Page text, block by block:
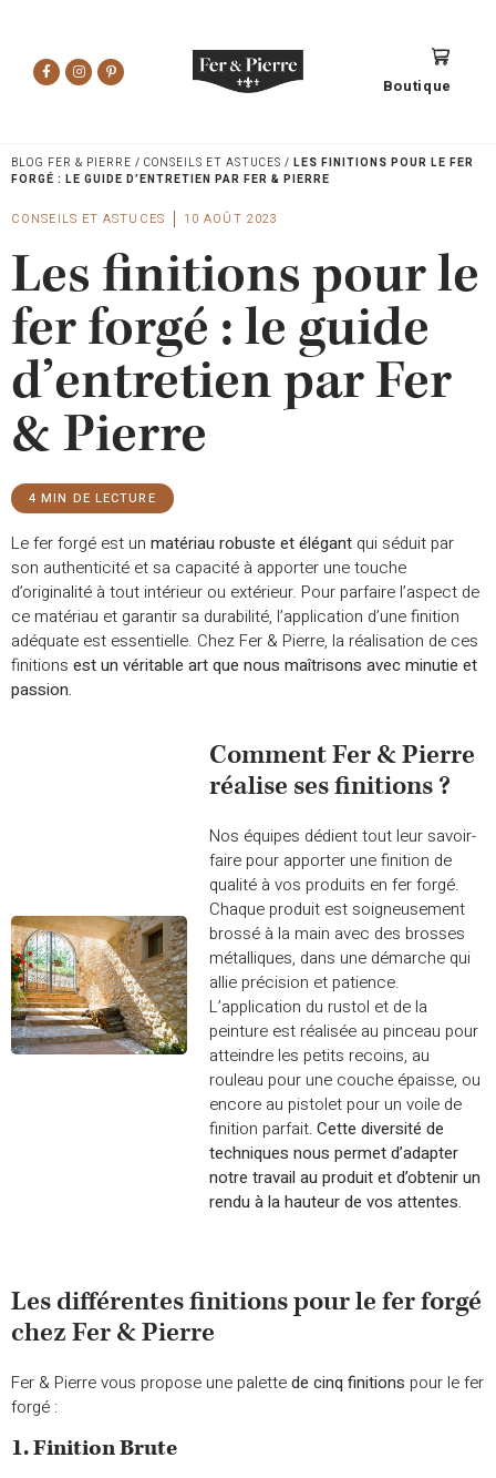
Boutique
BLOG FER & PIERRE / CONSEILS ET ASTUCES / LES FINITIONS POUR LE FER
FORGÉ : LE GUIDE D’ENTRETIEN PAR FER & PIERRE
CONSEILS ET ASTUCES 10 AOÛT 2023
Les finitions pour le
fer forgé : le guide
d’entretien par Fer
& Pierre
4 MIN DE LECTURE
Le fer forgé est un matériau robuste et élégant qui séduit par
son authenticité et sa capacité à apporter une touche
d’originalité à tout intérieur ou extérieur. Pour parfaire l’aspect de
ce matériau et garantir sa durabilité, l’application d’une finition
adéquate est essentielle. Chez Fer & Pierre, la réalisation de ces
finitions est un véritable art que nous maîtrisons avec minutie et
passion.
Comment Fer & Pierre
réalise ses finitions ?
Nos équipes dédient tout leur savoir-
faire pour apporter une finition de
qualité à vos produits en fer forgé.
Chaque produit est soigneusement
brossé à la main avec des brosses
métalliques, dans une démarche qui
allie précision et patience.
L’application du rustol et de la
peinture est réalisée au pinceau pour
atteindre les petits recoins, au
rouleau pour une couche épaisse, ou
encore au pistolet pour un voile de
finition parfait. Cette diversité de
techniques nous permet d’adapter
notre travail au produit et d’obtenir un
rendu à la hauteur de vos attentes.
Les différentes finitions pour le fer forgé
chez Fer & Pierre
Fer & Pierre vous propose une palettede cinq finitions pour le fer
forgé :
1. Finition Brute